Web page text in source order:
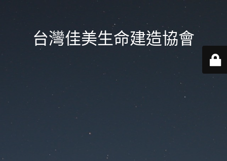
台灣佳美生命建造協會